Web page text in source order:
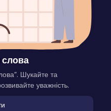
Шукайте та
уважність.